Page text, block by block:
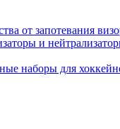
от запотевания
и
наборы для